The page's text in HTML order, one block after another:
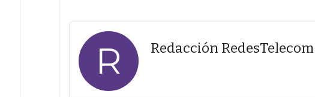
R Redacción RedesTelecom